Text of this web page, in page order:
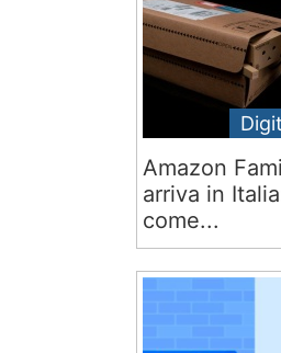
Amazon
arriva in
come...